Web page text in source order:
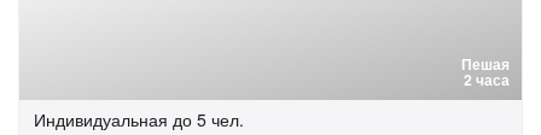
Пешая
2 часа
Индивидуальная до 5 чел.